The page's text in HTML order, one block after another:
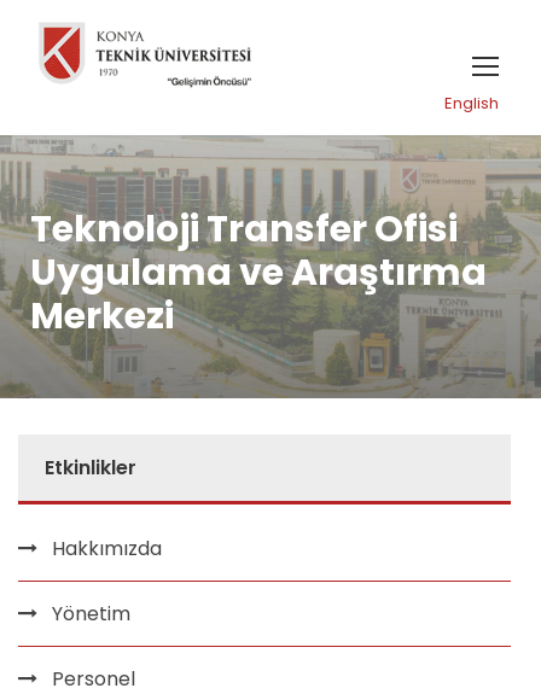
English
Teknoloji Transfer Ofisi
Uygulama ve Araştırma
Merkezi
Etkinlikler
Hakkımızda
Yönetim
Personel